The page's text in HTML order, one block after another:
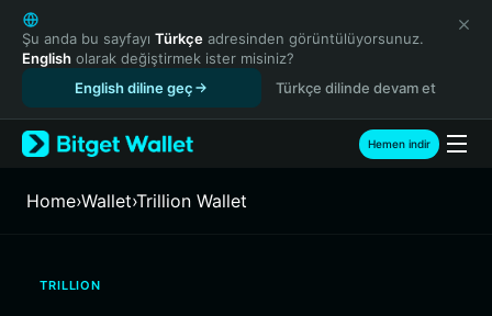
English
日本語
Tiếng Việt
Español (Latinoamérica)
Türkçe
Français
繁體中文
Şu anda bu sayfayı Türkçe adresinden görüntülüyorsunuz.
English olarak değiştirmek ister misiniz?
English diline geç
Türkçe dilinde devam et
Hemen indir
Home›Wallet›Trillion Wallet
TRILLION